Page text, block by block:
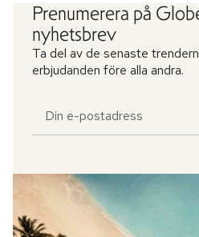
Prenumerera på
nyhetsbrev
Ta del av de senaste
erbjudanden före alla andra.